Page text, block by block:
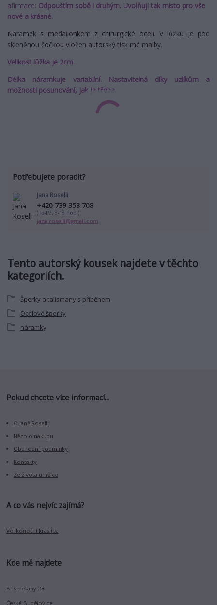
afirmace: Odpouštím sobě i druhým. Uvolňuji tak místo pro vše
nové a krásné.
Náramek s medailonkem z chirurgické oceli. V lůžku je pod
skleněnou čočkou vložen autorský tisk mé malby.
Velikost lůžka je 2cm.
Délka náramkuje variabilní. Nastavitelná díky uzlíkům a
možnosti posunování, jak je třeba.
Tento autorský kousek najdete v těchto
kategoriích.
Šperky a talismany s příběhem
Ocelové šperky
náramky
Potřebujete poradit?
Jana Roselli
+420 739 353 708
(Po-Pá, 8-18 hod.)
jana.roselli@gmail.com
Pokud chcete více informací...
O Janě Roselli
Něco o nákupu
Obchodní podmínky
Kontakty
Ze života umělce
A co vás nejvíc zajímá?
Velikonoční kraslice
Kde mě najdete
B. Smetany 28
České Budějovice